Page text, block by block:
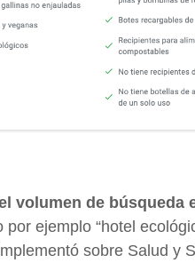
volumen de búsqueda
por ejemplo “hotel
sobre Salud y